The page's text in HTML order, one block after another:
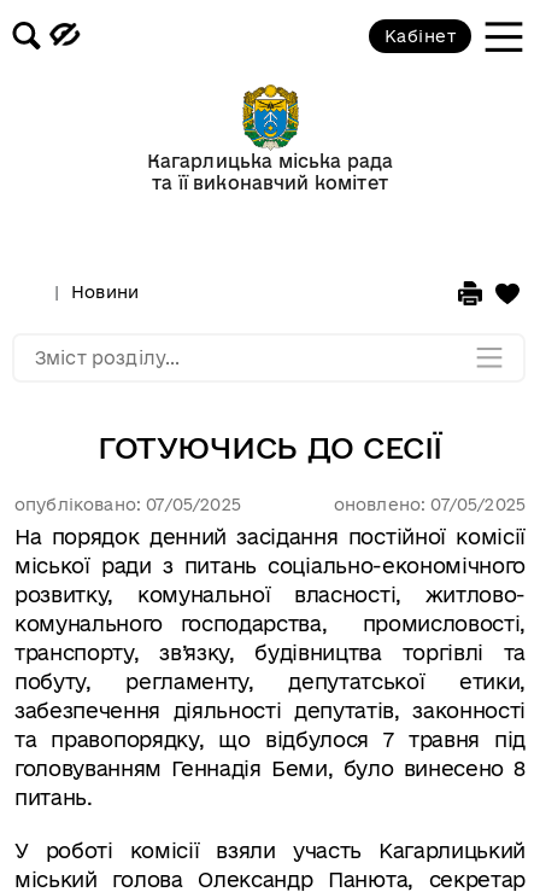
Кагарлицька міська рада
та її виконавчий комітет
Кабінет
Новини
ГОТУЮЧИСЬ ДО СЕСІЇ
опубліковано: 07/05/2025 оновлено: 07/05/2025
На порядок денний засідання постійної комісії
міської ради з питань соціально-економічного
розвитку, комунальної власності, житлово-
комунального господарства,
промисловості,
транспорту, зв’язку, будівництва торгівлі та
побуту, регламенту, депутатської етики,
забезпечення діяльності депутатів, законності
та правопорядку, що відбулося 7 травня під
головуванням Геннадія Беми, було винесено 8
питань.
У роботі комісії взяли участь Кагарлицький
міський голова Олександр Панюта, секретар
Зміст розділу...